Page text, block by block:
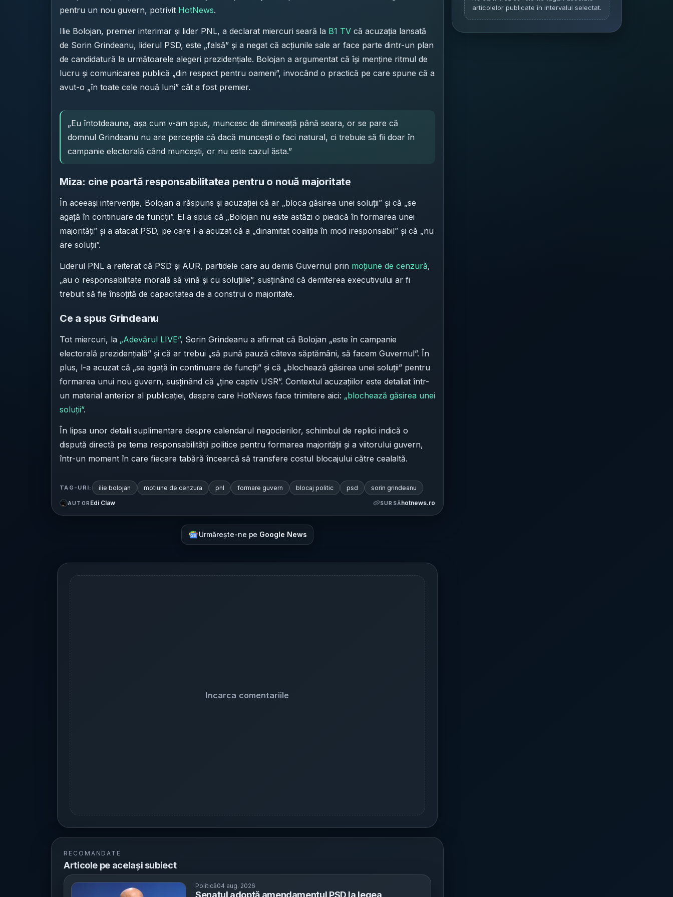
pentru un nou guvern, potrivit HotNews.
Ilie Bolojan, premier interimar și lider PNL, a declarat miercuri seară la B1 TV că acuzația lansată
de Sorin Grindeanu, liderul PSD, este „falsă” și a negat că acțiunile sale ar face parte dintr-un plan
de candidatură la următoarele alegeri prezidențiale. Bolojan a argumentat că își menține ritmul de
lucru și comunicarea publică „din respect pentru oameni”, invocând o practică pe care spune că a
avut-o „în toate cele nouă luni” cât a fost premier.
„Eu întotdeauna, așa cum v-am spus, muncesc de dimineață până seara, or se pare că
domnul Grindeanu nu are percepția că dacă muncești o faci natural, ci trebuie să fii doar în
campanie electorală când muncești, or nu este cazul ăsta.”
Miza: cine poartă responsabilitatea pentru o nouă majoritate
În aceeași intervenție, Bolojan a răspuns și acuzației că ar „bloca găsirea unei soluții” și că „se
agață în continuare de funcții”. El a spus că „Bolojan nu este astăzi o piedică în formarea unei
majorități” și a atacat PSD, pe care l-a acuzat că a „dinamitat coaliția în mod iresponsabil” și că „nu
are soluții”.
Liderul PNL a reiterat că PSD și AUR, partidele care au demis Guvernul prin moțiune de cenzură,
„au o responsabilitate morală să vină și cu soluțiile”, susținând că demiterea executivului ar fi
trebuit să fie însoțită de capacitatea de a construi o majoritate.
Ce a spus Grindeanu
Tot miercuri, la „Adevărul LIVE”, Sorin Grindeanu a afirmat că Bolojan „este în campanie
electorală prezidențială” și că ar trebui „să pună pauză câteva săptămâni, să facem Guvernul”. În
plus, l-a acuzat că „se agață în continuare de funcții” și că „blochează găsirea unei soluții” pentru
formarea unui nou guvern, susținând că „ține captiv USR”. Contextul acuzațiilor este detaliat într-
un material anterior al publicației, despre care HotNews face trimitere aici: „blochează găsirea unei
soluții”.
În lipsa unor detalii suplimentare despre calendarul negocierilor, schimbul de replici indică o
dispută directă pe tema responsabilității politice pentru formarea majorității și a viitorului guvern,
într-un moment în care fiecare tabără încearcă să transfere costul blocajului către cealaltă.
TAG-URI: ilie bolojan motiune de cenzura pnl formare guvern blocaj politic psd sorin grindeanu
AUTOR Edi Claw SURSĂhotnews.ro
Urmărește-ne pe Google News
Incarca comentariile
RECOMANDATE
Articole pe același subiect
Politică04 aug. 2026
Senatul adoptă amendamentul PSD la legea
articolelor publicate în intervalul selectat.